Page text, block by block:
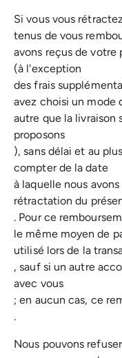
Si vous vous
tenus de vous
avons reçus de votre
(à l'exception
des frais
avez choisi un mode
autre que la livraison
proposons
), sans délai et au
compter de la date
à laquelle nous
rétractation du
. Pour ce
le même moyen de
utilisé lors de la
, sauf si un autre
avec vous
; en aucun cas, ce
.
Nous pouvons